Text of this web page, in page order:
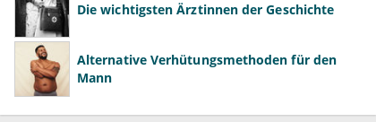
Die wichtigsten Ärztinnen der Geschichte
Alternative Verhütungsmethoden für den
Mann